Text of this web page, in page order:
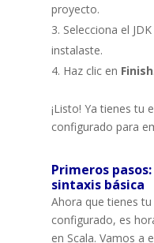
proyecto.
Selecciona el
instalaste.
Haz clic en Finish
¡Listo! Ya tienes tu
configurado para
Primeros
sintaxis básica
Ahora que tienes
configurado, es
en Scala. Vamos a